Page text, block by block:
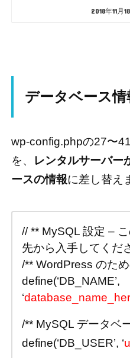
2018年11月
データベース
wp-config.phpの27〜
を、
レンタルサーバー
ースの情報に差し替え
// ** MySQL 設定 –
先から入手してくだ
/** WordPress のた
define(‘DB_NAME’,
‘
/** MySQL データベ
define(‘DB_USER’, ‘